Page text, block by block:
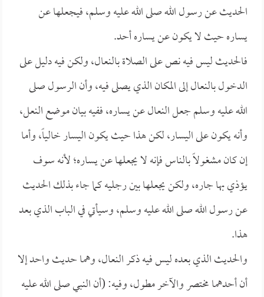
الحديث عن رسول الله صلى الله عليه وسلم، فيجعلها عن
يساره حيث لا يكون عن يساره أحد.
فالحديث ليس فيه نص على الصلاة بالنعال، ولكن فيه دليل على
الدخول بالنعال إلى المكان الذي يصلى فيه، وأن الرسول صلى
الله عليه وسلم جعل النعال عن يساره، ففيه بيان موضع النعل،
وأنه يكون على اليسار، لكن هذا حيث يكون اليسار خالياً، وأما
إن كان مشغولاً بالناس فإنه لا يجعلها عن يساره؛ لأنه سوف
يؤذي بها جاره، ولكن يجعلها بين رجليه كما جاء بذلك الحديث
عن رسول الله صلى الله عليه وسلم، وسيأتي في الباب الذي بعد
هذا.
والحديث الذي بعده ليس فيه ذكر النعال، وهما حديث واحد إلا
أن أحدهما مختصر والآخر مطول، وفيه: (أن النبي صلى الله عليه